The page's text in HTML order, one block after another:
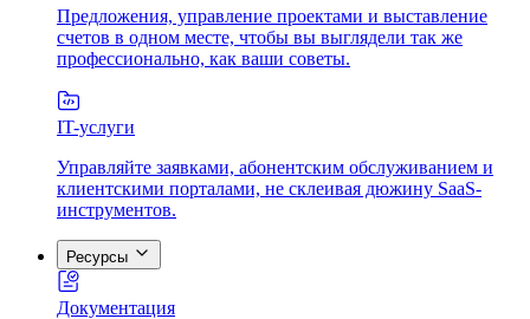
Предложения, управление проектами и выставление
счетов в одном месте, чтобы вы выглядели так же
профессионально, как ваши советы.
IT-услуги
Управляйте заявками, абонентским обслуживанием и
клиентскими порталами, не склеивая дюжину SaaS-
инструментов.
Ресурсы
Документация